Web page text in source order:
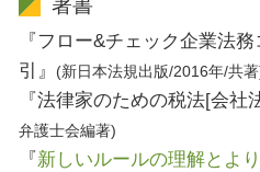
著書
『フロー&チェック企業法
引』
(新日本法規出版/2016年/共
『法律家のための税法[会社
弁護士会編著)
『 新しいルールの理解とよ